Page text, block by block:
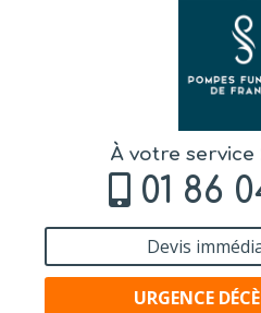
À votre service
­01 86
Devis
URGENCE